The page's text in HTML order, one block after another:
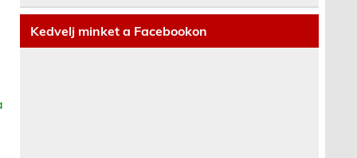
Kedvelj minket a Facebookon